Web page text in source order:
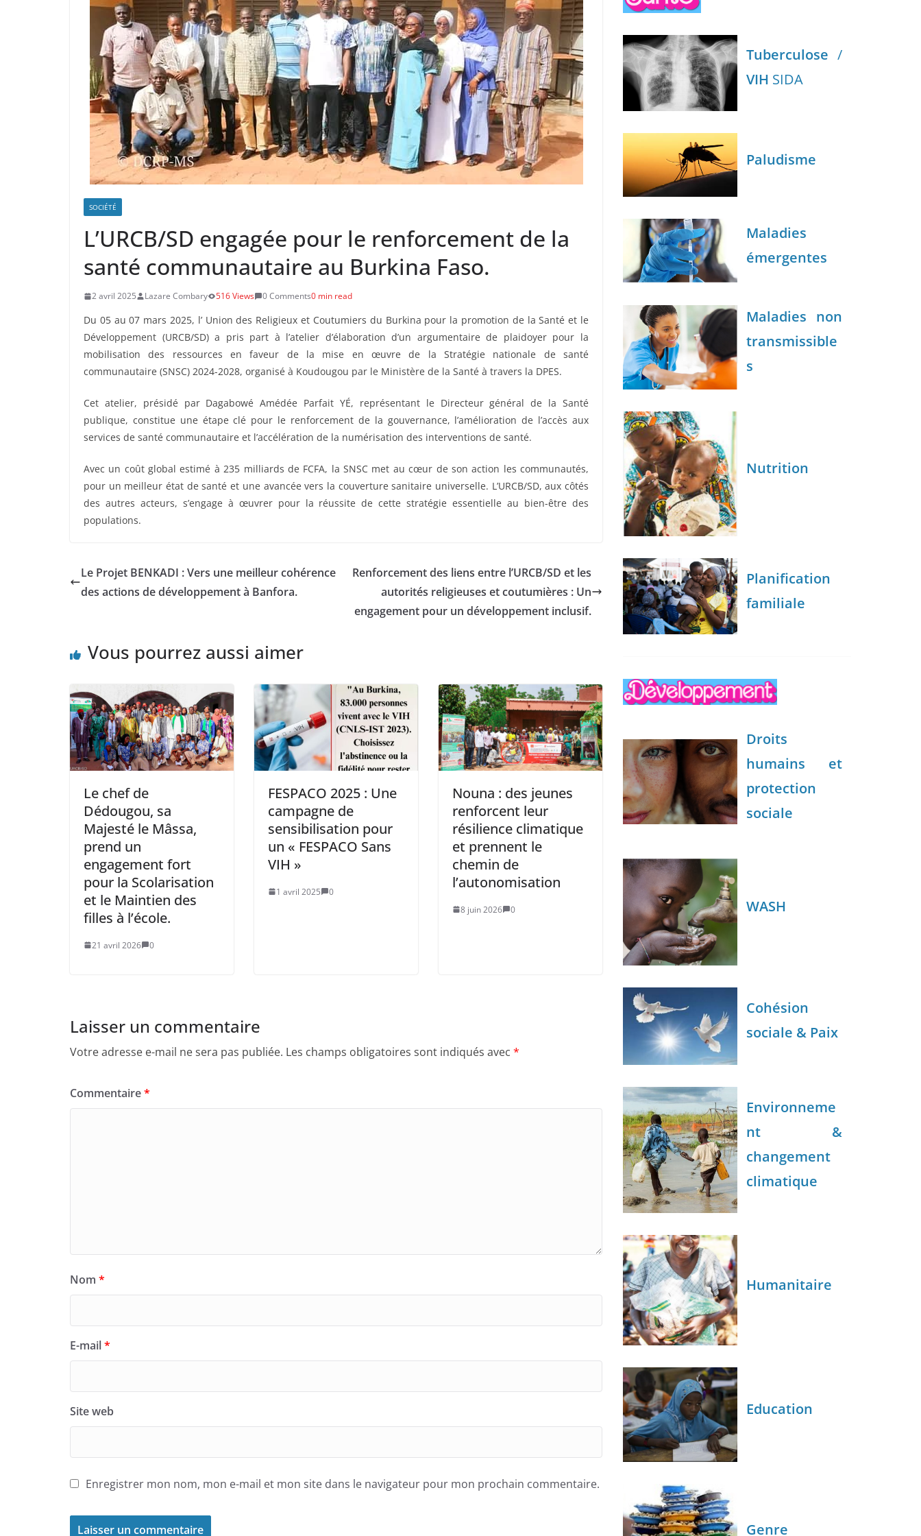
SOCIÉTÉ
L’URCB/SD engagée pour le renforcement de la
santé communautaire au Burkina Faso.
2 avril 2025 Lazare Combary 516 Views 0 Comments0 min read
Du 05 au 07 mars 2025, l’ Union des Religieux et Coutumiers du Burkina pour la promotion de la Santé et le
Développement (URCB/SD) a pris part à l’atelier d’élaboration d’un argumentaire de plaidoyer pour la
mobilisation des ressources en faveur de la mise en œuvre de la Stratégie nationale de santé
communautaire (SNSC) 2024-2028, organisé à Koudougou par le Ministère de la Santé à travers la DPES.
Cet atelier, présidé par Dagabowé Amédée Parfait YÉ, représentant le Directeur général de la Santé
publique, constitue une étape clé pour le renforcement de la gouvernance, l’amélioration de l’accès aux
services de santé communautaire et l’accélération de la numérisation des interventions de santé.
Avec un coût global estimé à 235 milliards de FCFA, la SNSC met au cœur de son action les communautés,
pour un meilleur état de santé et une avancée vers la couverture sanitaire universelle. L’URCB/SD, aux côtés
des autres acteurs, s’engage à œuvrer pour la réussite de cette stratégie essentielle au bien-être des
populations.
Le Projet BENKADI : Vers une meilleur cohérence
des actions de développement à Banfora.
Renforcement des liens entre l’URCB/SD et les
autorités religieuses et coutumières : Un
engagement pour un développement inclusif.
Vous pourrez aussi aimer
Le chef de
Dédougou, sa
Majesté le Mâssa,
prend un
engagement fort
pour la Scolarisation
et le Maintien des
filles à l’école.
21 avril 2026 0
FESPACO 2025 : Une
campagne de
sensibilisation pour
un « FESPACO Sans
VIH »
1 avril 2025 0
Nouna : des jeunes
renforcent leur
résilience climatique
et prennent le
chemin de
l’autonomisation
8 juin 2026 0
Laisser un commentaire
Votre adresse e-mail ne sera pas publiée. Les champs obligatoires sont indiqués avec *
Commentaire*
Nom *
E-mail*
Site web
Enregistrer mon nom, mon e-mail et mon site dans le navigateur pour mon prochain commentaire.
Tuberculose /
VIH SIDA
Paludisme
Maladies
émergentes
Maladies non
transmissible
s
Nutrition
Planification
familiale
Droits
humains et
protection
sociale
WASH
Cohésion
sociale & Paix
Environneme
nt &
changement
climatique
Humanitaire
Education
Genre